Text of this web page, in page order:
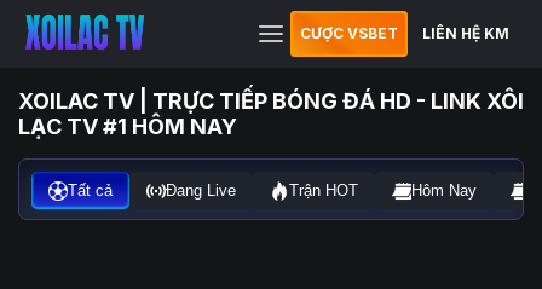
CƯỢC VSBET LIÊN HỆ KM
XOILAC TV | TRỰC TIẾP BÓNG ĐÁ HD - LINK XÔI
LẠC TV #1 HÔM NAY
Tất cả Đang Live Trận HOT Hôm Nay